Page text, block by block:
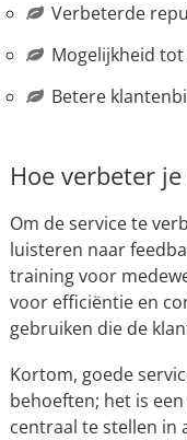
Verbeterde
Mogelijkheid
Betere
Hoe verbeter
Om de service te
luisteren naar
training voor
voor efficiëntie en
gebruiken die de
Kortom, goede
behoeften; het is
centraal te stellen in